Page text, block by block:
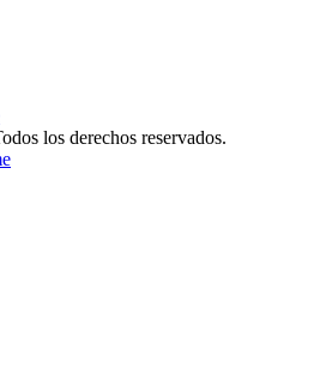
los derechos reservados.